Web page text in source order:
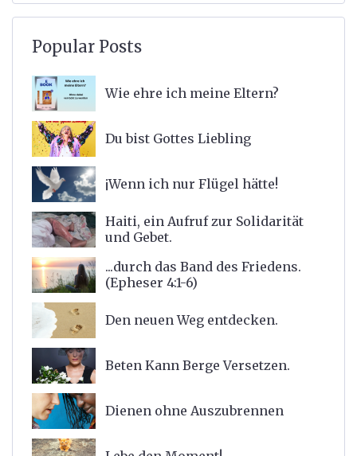
Popular Posts
Wie ehre ich meine Eltern?
Du bist Gottes Liebling
¡Wenn ich nur Flügel hätte!
Haiti, ein Aufruf zur Solidarität
und Gebet.
...durch das Band des Friedens.
(Epheser 4:1-6)
Den neuen Weg entdecken.
Beten Kann Berge Versetzen.
Dienen ohne Auszubrennen